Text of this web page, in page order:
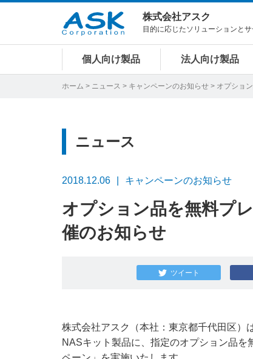
株式会社アスク
目的に応じたソリューションと
個人向け製品 法人向け製品
ホーム > ニュース > キャンペーンのお知らせ > オプショ
ニュース
2018.12.06 キャンペーンのお知らせ
オプション品を無料プ
催のお知らせ
ツイート
株式会社アスク（本社：東京都千代田区）
NASキット製品に、指定のオプション品